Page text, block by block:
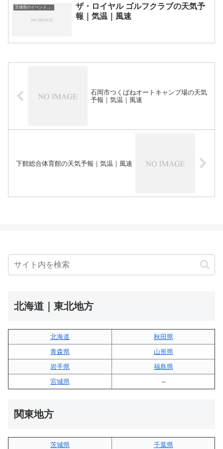
ザ・ロイヤル ゴルフクラブの天気予
報｜気温｜風速
石岡市つくばねオートキャンプ場の天気
予報｜気温｜風速
下館総合体育館の天気予報｜気温｜風速
北海道｜東北地方
北海道
秋田県
青森県
山形県
岩手県
福島県
宮城県
–
関東地方
茨城県
千葉県